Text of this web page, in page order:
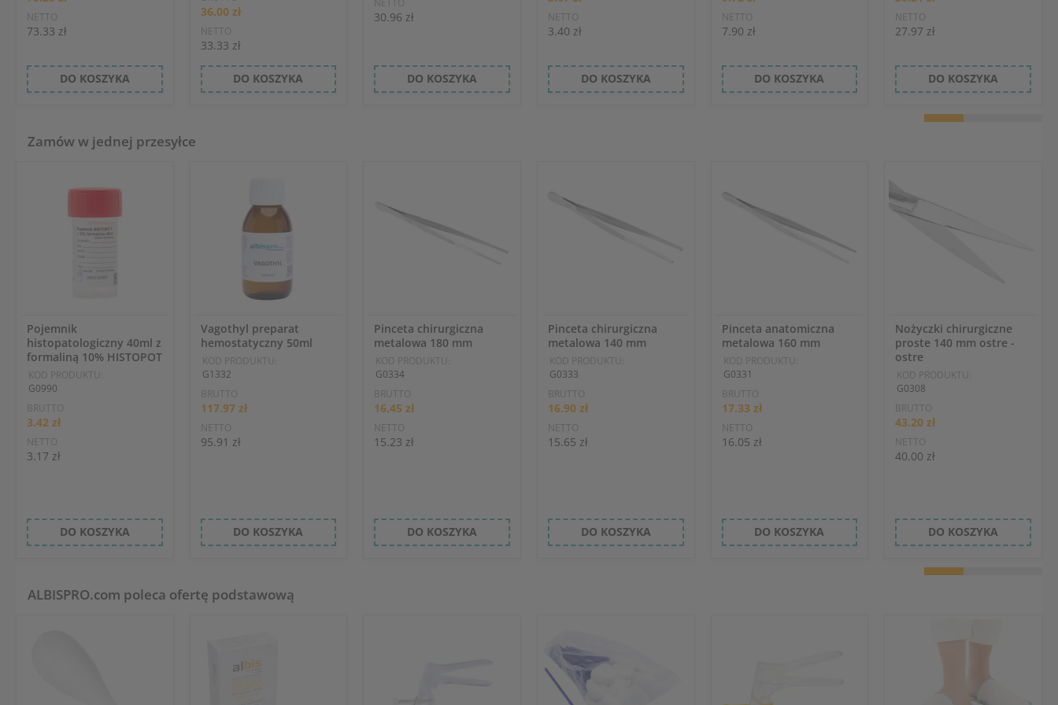
NETTO
73.33 zł
DO KOSZYKA
36.00 zł
NETTO
33.33 zł
DO KOSZYKA
NETTO
30.96 zł
DO KOSZYKA
NETTO
3.40 zł
DO KOSZYKA
NETTO
7.90 zł
DO KOSZYKA
NETTO
27.97 zł
DO KOSZYKA
Zamów w jednej przesyłce
Pojemnik
histopatologiczny 40ml z
formaliną 10% HISTOPOT
KOD PRODUKTU:
G0990
BRUTTO
3.42 zł
NETTO
3.17 zł
DO KOSZYKA
Vagothyl preparat
hemostatyczny 50ml
KOD PRODUKTU:
G1332
BRUTTO
117.97 zł
NETTO
95.91 zł
DO KOSZYKA
Pinceta chirurgiczna
metalowa 180 mm
KOD PRODUKTU:
G0334
BRUTTO
16.45 zł
NETTO
15.23 zł
DO KOSZYKA
Pinceta chirurgiczna
metalowa 140 mm
KOD PRODUKTU:
G0333
BRUTTO
16.90 zł
NETTO
15.65 zł
DO KOSZYKA
Pinceta anatomiczna
metalowa 160 mm
KOD PRODUKTU:
G0331
BRUTTO
17.33 zł
NETTO
16.05 zł
DO KOSZYKA
Nożyczki chirurgiczne
proste 140 mm ostre -
ostre
KOD PRODUKTU:
G0308
BRUTTO
43.20 zł
NETTO
40.00 zł
DO KOSZYKA
ALBISPRO.com poleca ofertę podstawową